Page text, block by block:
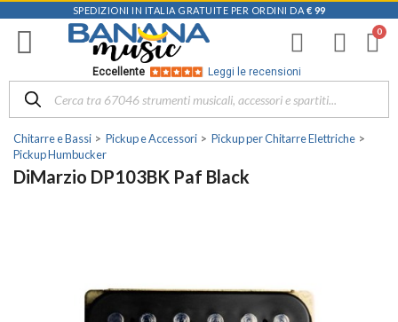
SPEDIZIONI IN ITALIA GRATUITE PER ORDINI DA € 99
Eccellente Leggi le recensioni
Chitarre e Bassi Pickup e Accessori
Pickup per Chitarre Elettriche
Pickup Humbucker
DiMarzio DP103BK Paf Black